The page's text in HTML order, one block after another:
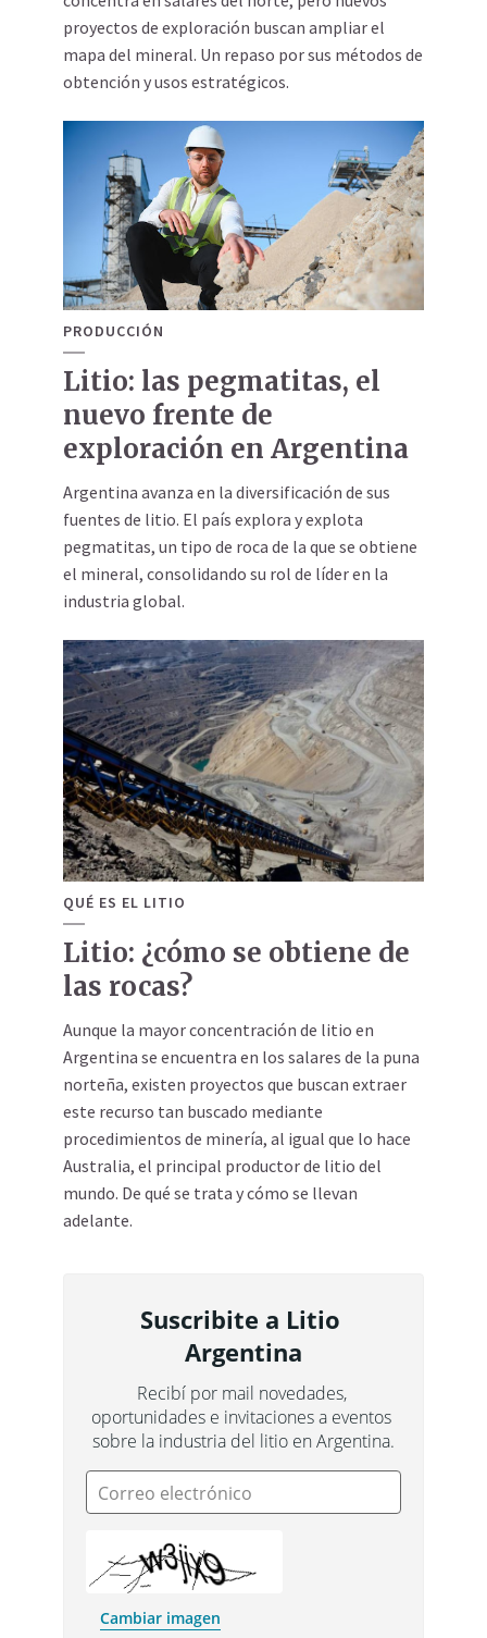
proyectos de exploración buscan ampliar el
mapa del mineral. Un repaso por sus métodos de
obtención y usos estratégicos.
PRODUCCIÓN
Litio: las pegmatitas, el
nuevo frente de
exploración en Argentina
Argentina avanza en la diversificación de sus
fuentes de litio. El país explora y explota
pegmatitas, un tipo de roca de la que se obtiene
el mineral, consolidando su rol de líder en la
industria global.
QUÉ ES EL LITIO
Litio: ¿cómo se obtiene de
las rocas?
Aunque la mayor concentración de litio en
Argentina se encuentra en los salares de la puna
norteña, existen proyectos que buscan extraer
este recurso tan buscado mediante
procedimientos de minería, al igual que lo hace
Australia, el principal productor de litio del
mundo. De qué se trata y cómo se llevan
adelante.
Suscribite a Litio
Argentina
Recibí por mail novedades,
oportunidades e invitaciones a eventos
sobre la industria del litio en Argentina.
Correo electrónico
Cambiar imagen